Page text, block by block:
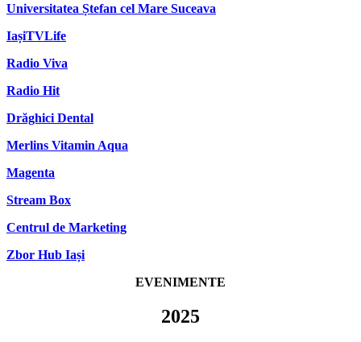
Universitatea Ștefan cel Mare Suceava
IașiTVLife
Radio Viva
Radio Hit
Drăghici Dental
Merlins Vitamin Aqua
Magenta
Stream Box
Centrul de Marketing
Zbor Hub Iași
EVENIMENTE
2025